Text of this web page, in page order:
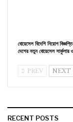
বোয়েসেল বিদেশি নিয়োগ
দেশের নতুন বোয়েসেল
PREV NEXT
RECENT POSTS